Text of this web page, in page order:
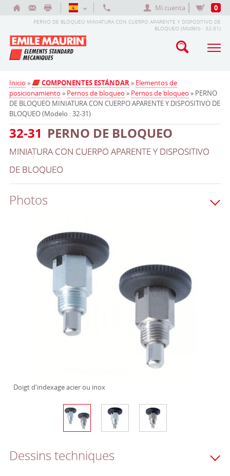
Mi cuenta 0
PERNO DE BLOQUEO MINIATURA CON CUERPO APARENTE Y DISPOSITIVO DE
BLOQUEO (Modelo : 32-31)
Inicio » COMPONENTES ESTÁNDAR» Elementos de
posicionamiento » Pernos de bloqueo » Pernos de bloqueo » PERNO
DE BLOQUEO MINIATURA CON CUERPO APARENTE Y DISPOSITIVO DE
BLOQUEO (Modelo : 32-31)
32-31 PERNO DE BLOQUEO
MINIATURA CON CUERPO APARENTE Y DISPOSITIVO
DE BLOQUEO
Photos
Doigt d'indexage acier ou inox
Dessins techniques